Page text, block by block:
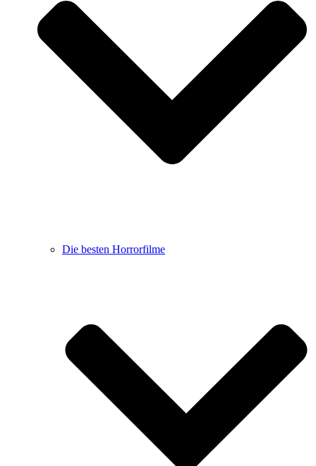
Die besten Horrorfilme